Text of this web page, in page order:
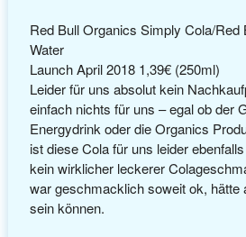
Red Bull Organics Simply Cola/Red
Water
Launch April 2018 1,39€ (250ml)
Leider für uns absolut kein
einfach nichts für uns – egal ob der
Energydrink oder die Organics
ist diese Cola für uns leider
kein wirklicher leckerer
war geschmacklich soweit ok, hätte
sein können.